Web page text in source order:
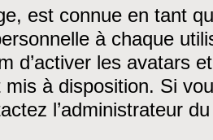
est connue en tant
à chaque
d’activer les avatars
mis à disposition. Si
l’administrateur